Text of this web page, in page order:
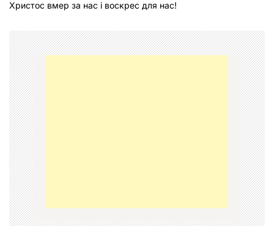
г
а
ц
і
я
з
а
п
и
с
Христос вмер за нас і воскрес для нас!